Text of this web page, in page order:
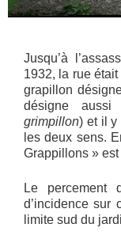
Jusqu’à
1932, la rue était
grapillon
désigne
grimpillon) et il y
les deux sens.
Grappillons »
Le percement
d’incidence sur
limite sud du